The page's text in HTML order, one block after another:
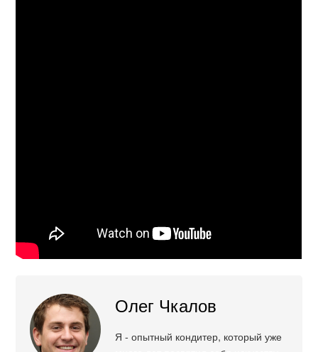
Олег Чкалов
Я - опытный кондитер, который уже